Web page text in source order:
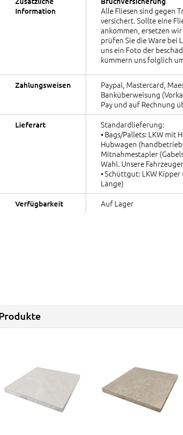
Information
Alle Fliesen sind gegen
versichert. Sollte eine
ankommen, ersetzen
prüfen Sie die Ware bei
uns ein Foto der
kümmern uns folglich
Zahlungsweisen
Paypal, Mastercard,
Banküberweisung
Pay und auf Rechnung
Lieferart
Standardlieferung:
• Bags/Pallets: LKW mit
Hubwagen
Mitnahmestapler
Wahl. Unsere
• Schüttgut: LKW
Länge)
Verfügbarkeit Auf Lager